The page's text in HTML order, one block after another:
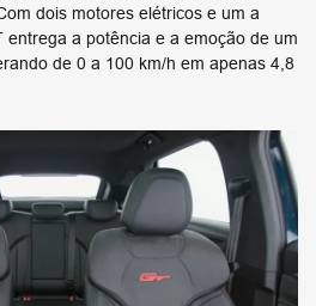
dois motores elétricos e um a
entrega a potência e a emoção de um
de 0 a 100 km/h em apenas 4,8